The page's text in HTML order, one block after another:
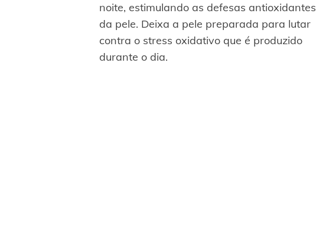
noite, estimulando as defesas antioxidantes
da pele. Deixa a pele preparada para lutar
contra o stress oxidativo que é produzido
durante o dia.